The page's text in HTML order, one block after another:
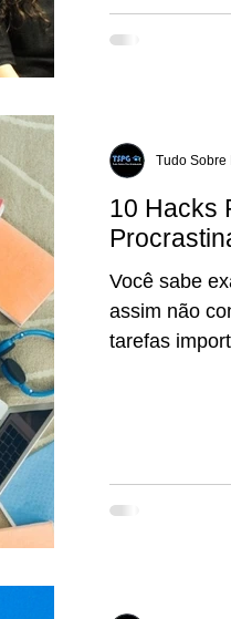
rede sólida
10 Hacks
Você sabe
assim não
tarefas
Tudo Sobre